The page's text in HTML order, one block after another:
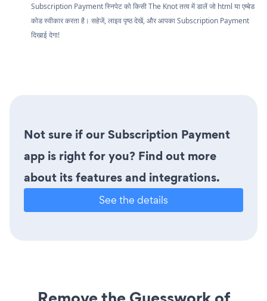
Subscription Payment स्निपेट को किसी The Knot तत्व में डालें जो html या एम्बेड
कोड स्वीकार करता है। सहेजें, लाइव पृष्ठ देखें, और आपका Subscription Payment
दिखाई देगा!
Not sure if our Subscription Payment
app is right for you? Find out more
about its features and integrations.
See the details